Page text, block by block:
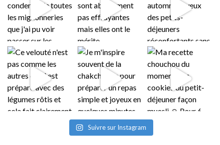
Suivre sur Instagram